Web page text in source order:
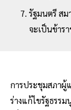
รัฐมนตรี ส
จะเป็นข้าร
การประชุมสภาผู้
ร่างแก้ไขรัฐธรร